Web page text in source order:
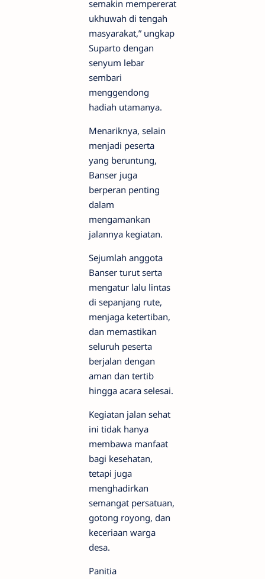
semakin mempererat
ukhuwah di tengah
masyarakat,” ungkap
Suparto dengan
senyum lebar
sembari
menggendong
hadiah utamanya.
Menariknya, selain
menjadi peserta
yang beruntung,
Banser juga
berperan penting
dalam
mengamankan
jalannya kegiatan.
Sejumlah anggota
Banser turut serta
mengatur lalu lintas
di sepanjang rute,
menjaga ketertiban,
dan memastikan
seluruh peserta
berjalan dengan
aman dan tertib
hingga acara selesai.
Kegiatan jalan sehat
ini tidak hanya
membawa manfaat
bagi kesehatan,
tetapi juga
menghadirkan
semangat persatuan,
gotong royong, dan
keceriaan warga
desa.
Panitia